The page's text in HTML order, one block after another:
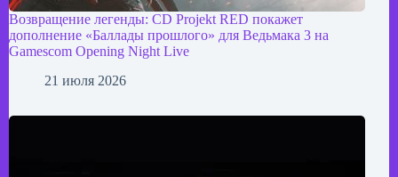
Возвращение легенды: CD Projekt RED покажет
дополнение «Баллады прошлого» для Ведьмака 3 на
Gamescom Opening Night Live
21 июля 2026